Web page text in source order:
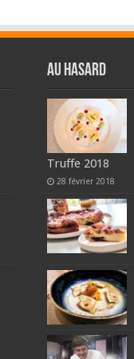
Au hasard
Truffe 2018
28 février 2018